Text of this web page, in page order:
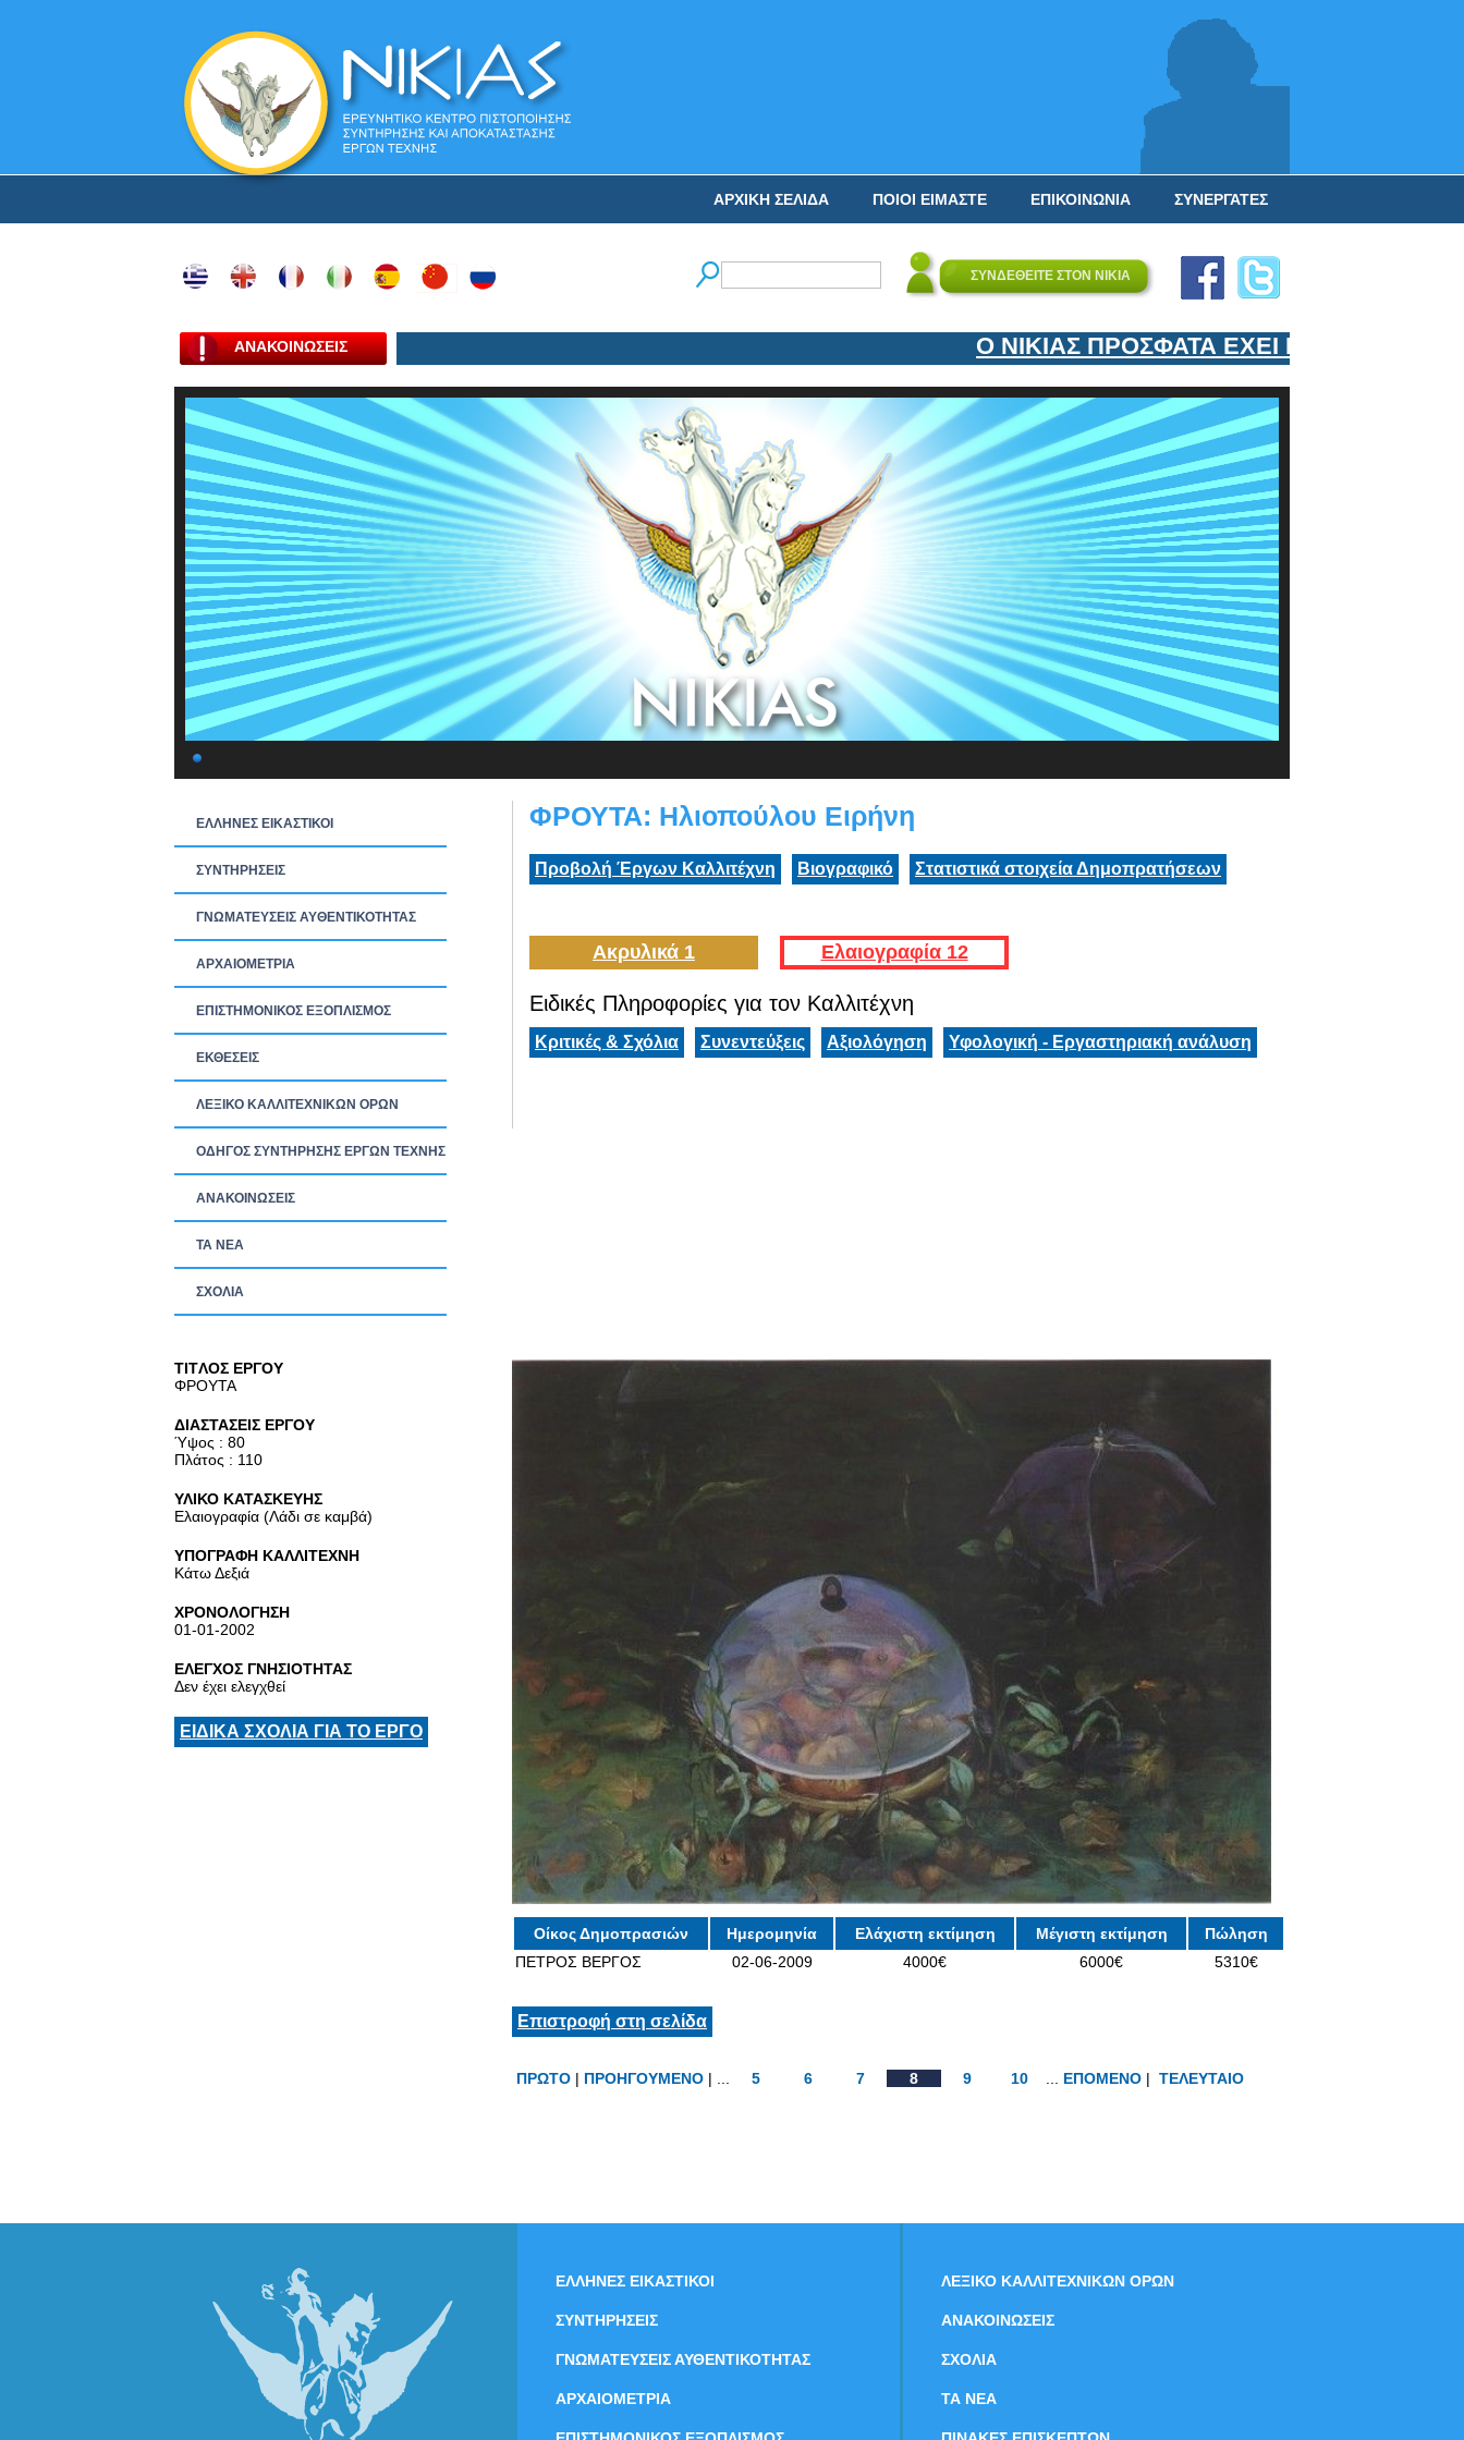
ΣΥΝΕΡΓΑΤΕΣ
ΕΠΙΚΟΙΝΩΝΙΑ
ΠΟΙΟΙ ΕΙΜΑΣΤΕ
ΑΡΧΙΚΗ ΣΕΛΙΔΑ
ΣΥΝΔΕΘΕΙΤΕ ΣΤΟΝ ΝΙΚΙΑ
ΑΝΑΚΟΙΝΩΣΕΙΣ Ο ΝΙΚΙΑΣ ΠΡΟΣΦΑΤΑ ΕΧΕΙ ΕΝΤΑΞΕΙ ΣΤΟΝ
ΕΛΛΗΝΕΣ ΕΙΚΑΣΤΙΚΟΙ
ΣΥΝΤΗΡΗΣΕΙΣ
ΓΝΩΜΑΤΕΥΣΕΙΣ ΑΥΘΕΝΤΙΚΟΤΗΤΑΣ
ΑΡΧΑΙΟΜΕΤΡΙΑ
ΕΠΙΣΤΗΜΟΝΙΚΟΣ ΕΞΟΠΛΙΣΜΟΣ
ΕΚΘΕΣΕΙΣ
ΛΕΞΙΚΟ ΚΑΛΛΙΤΕΧΝΙΚΩΝ ΟΡΩΝ
ΟΔΗΓΟΣ ΣΥΝΤΗΡΗΣΗΣ ΕΡΓΩΝ ΤΕΧΝΗΣ
ΑΝΑΚΟΙΝΩΣΕΙΣ
ΤΑ ΝEΑ
ΣΧΟΛΙΑ
ΦΡΟΥΤΑ: Ηλιοπούλου Ειρήνη
Προβολή Έργων Καλλιτέχνη Βιογραφικό Στατιστικά στοιχεία Δημοπρατήσεων
Ακρυλικά 1 Ελαιογραφία 12
Ειδικές Πληροφορίες για τον Καλλιτέχνη
Κριτικές & Σχόλια Συνεντεύξεις Αξιολόγηση Υφολογική - Εργαστηριακή ανάλυση
TITΛΟΣ ΕΡΓΟΥ
ΦΡΟΥΤΑ
ΔΙΑΣΤΑΣΕΙΣ ΕΡΓΟΥ
Ύψος : 80
Πλάτος : 110
ΥΛΙΚΟ ΚΑΤΑΣΚΕΥΗΣ
Ελαιογραφία (Λάδι σε καμβά)
ΥΠΟΓΡΑΦΗ ΚΑΛΛΙΤΕΧΝΗ
Κάτω Δεξιά
ΧΡΟΝΟΛΟΓΗΣΗ
01-01-2002
ΕΛΕΓΧΟΣ ΓΝΗΣΙΟΤΗΤΑΣ
Δεν έχει ελεγχθεί
ΕΙΔΙΚΑ ΣΧΟΛΙΑ ΓΙΑ ΤΟ ΕΡΓΟ
Οίκος Δημοπρασιών Ημερομηνία Ελάχιστη εκτίμηση Μέγιστη εκτίμηση
Πώληση
ΠΕΤΡΟΣ ΒΕΡΓΟΣ
02-06-2009 4000€ 6000€ 5310€
Επιστροφή στη σελίδα
ΠΡΩΤΟ | ΠΡΟΗΓΟΥΜΕΝΟ | ... 5 6 7 8 9 10 ΕΠΟΜΕΝΟ | ΤΕΛΕΥΤΑΙΟ
ΕΛΛΗΝΕΣ ΕΙΚΑΣΤΙΚΟΙ
ΣΥΝΤΗΡΗΣΕΙΣ
ΓΝΩΜΑΤΕΥΣΕΙΣ ΑΥΘΕΝΤΙΚΟΤΗΤΑΣ
ΑΡΧΑΙΟΜΕΤΡΙΑ
ΛΕΞΙΚΟ ΚΑΛΛΙΤΕΧΝΙΚΩΝ ΟΡΩΝ
ΑΝΑΚΟΙΝΩΣΕΙΣ
ΣΧΟΛΙΑ
ΤΑ ΝEΑ